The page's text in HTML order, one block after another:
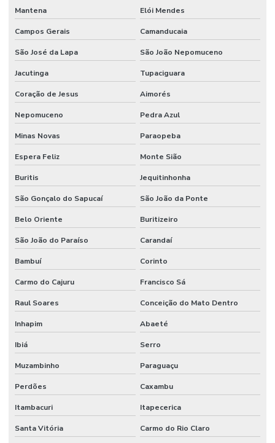
Mantena Elói Mendes
Campos Gerais Camanducaia
São José da Lapa São João Nepomuceno
Jacutinga Tupaciguara
Coração de Jesus Aimorés
Nepomuceno Pedra Azul
Minas Novas Paraopeba
Espera Feliz Monte Sião
Buritis Jequitinhonha
São Gonçalo do Sapucaí São João da Ponte
Belo Oriente Buritizeiro
São João do Paraíso Carandaí
Bambuí Corinto
Carmo do Cajuru Francisco Sá
Raul Soares Conceição do Mato Dentro
Inhapim Abaeté
Ibiá Serro
Muzambinho Paraguaçu
Perdões Caxambu
Itambacuri Itapecerica
Santa Vitória Carmo do Rio Claro